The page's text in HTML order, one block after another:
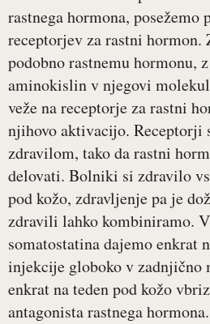
rastnega hormona, posežemo
receptorjev za rastni
podobno rastnemu hormonu,
aminokislin v njegovi
veže na receptorje za rastni
njihovo aktivacijo. Receptorji
zdravilom, tako da rastni
delovati. Bolniki si zdravilo
pod kožo, zdravljenje pa je
zdravili lahko kombiniramo.
somatostatina dajemo enkrat
injekcije globoko v zadnjično
enkrat na teden pod kožo
antagonista rastnega hormona.